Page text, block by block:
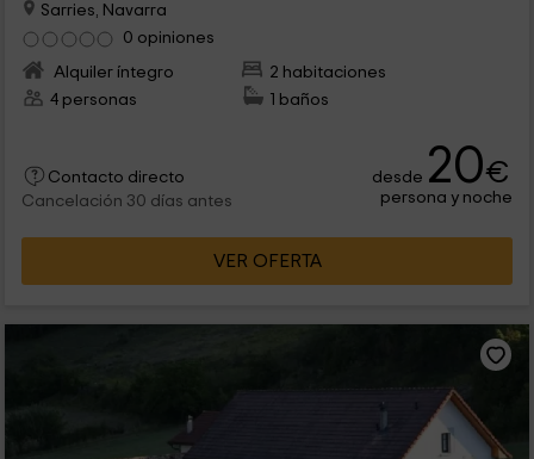
Sarries, Navarra
0 opiniones
Alquiler íntegro
2 habitaciones
4 personas
1 baños
Contacto directo
Cancelación 30 días antes
desde 20€
persona y noche
VER OFERTA